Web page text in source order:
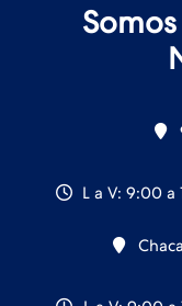
L a V: 9:00 a